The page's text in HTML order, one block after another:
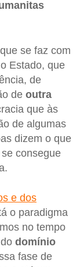
se faz com
Estado, que
de
de outra
que às
de algumas
dizem o que
consegue
e dos
o paradigma
no tempo
domínio
fase de